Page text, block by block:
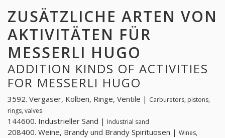
ZUSÄTZLICHE ARTEN VON
AKTIVITÄTEN FÜR
MESSERLI HUGO
ADDITION KINDS OF ACTIVITIES
FOR MESSERLI HUGO
3592. Vergaser, Kolben, Ringe, Ventile | Carburetors, pistons,
rings, valves
144600. Industrieller Sand | Industrial sand
208400. Weine, Brandy und Brandy Spirituosen | Wines,